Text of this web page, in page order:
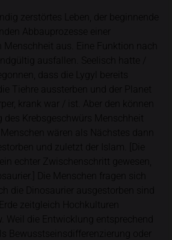
zerstörtes Leben, der beginnende
Abbauprozesse einer
Menschheit aus. Eine Funktion nach
ausfallen. Seelisch hatte /
dass die Lygyl bereits
Tiehre aussterben und der Planet
krank war / ist. Aber den können
des Krebsgeschwürs Menschheit
wären als Nächstes dann
und zuletzt der Islam. [Die
echter Zwischenschritt gewesen,
Die Menschen fragen sich
die Dinosaurier ausgestorben sind
zeitgleich Hochkulturen
Weil die Entwicklung entsprechend
Bewusstseinsdifferenzierung oder